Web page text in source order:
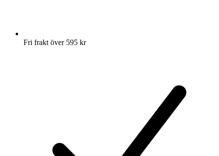
Fri frakt över 595 kr